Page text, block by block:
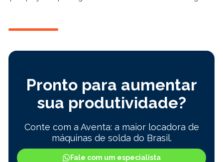
Pronto para aumentar
sua produtividade?
Conte com a Aventa: a maior locadora de
máquinas de solda do Brasil.
Fale com um especialista